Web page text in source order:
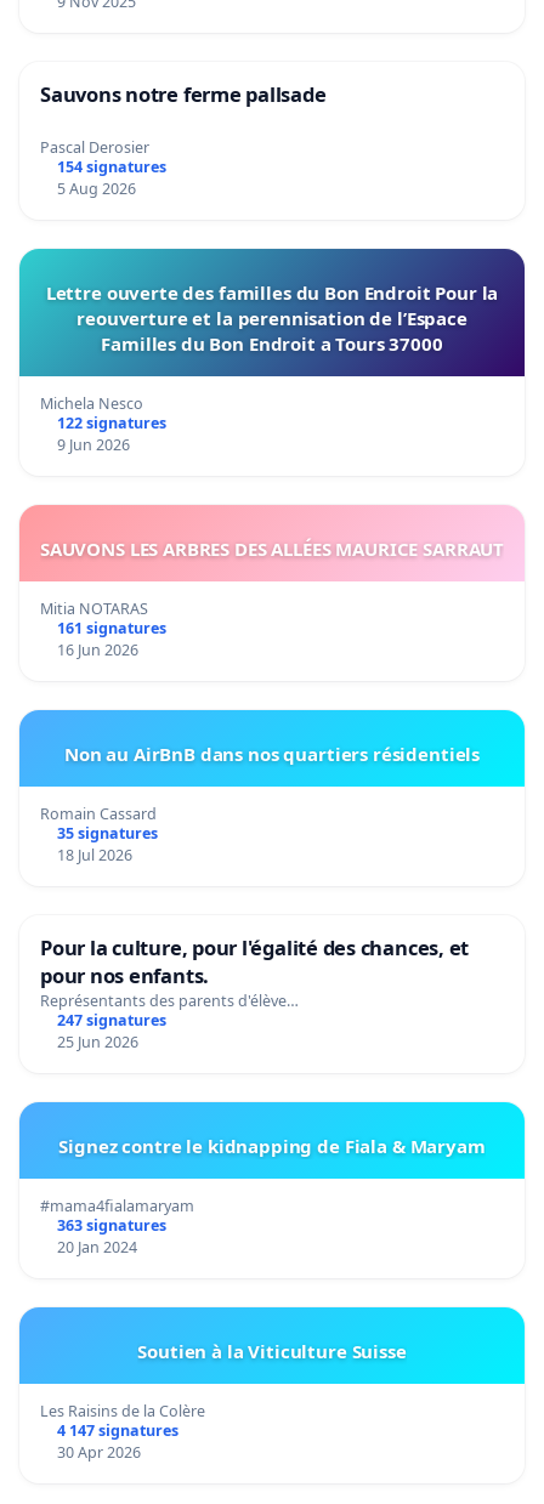
Sauvons notre ferme pallsade
Pascal Derosier
154 signatures
5 Aug 2026
Lettre ouverte des familles du Bon Endroit Pour la
reouverture et la perennisation de l’Espace
Familles du Bon Endroit a Tours 37000
Michela Nesco
122 signatures
9 Jun 2026
SAUVONS LES ARBRES DES ALLÉES MAURICE SARRAUT
Mitia NOTARAS
161 signatures
16 Jun 2026
Non au AirBnB dans nos quartiers résidentiels
Romain Cassard
35 signatures
18 Jul 2026
Pour la culture, pour l'égalité des chances, et
pour nos enfants.
Représentants des parents d'élève…
247 signatures
25 Jun 2026
Signez contre le kidnapping de Fiala & Maryam
#mama4fialamaryam
363 signatures
20 Jan 2024
Soutien à la Viticulture Suisse
Les Raisins de la Colère
4 147 signatures
30 Apr 2026